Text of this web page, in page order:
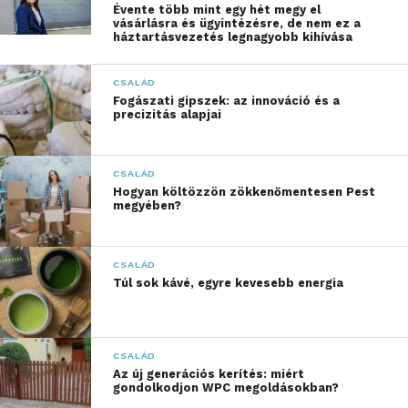
az ideje papírra vetni a részletes tervrajzot, beleértve
a tető, az ajtók és az ablakok elrendezését, illetve a
szellőzés és fényviszonyok megtervezését.
Anyagbeszerzés és
választás
Milyen fából készüljön a faházad? A faanyag
kiválasztása kritikus lépés annak biztosítása
érdekében, hogy az építmény hosszú távon
ellenálljon az időjárás viszontagságainak. A lucfenyő
például kedvelt választás, mert könnyen kezelhető,
bár kültéri használatra szükség van a kezelésére.
Fenyő fűrészárut például Káplár fatelep széles
kínálatában is találhatsz.
Ha tartósabb anyagra vágysz, a vörösfenyő megfelelő
Évente több mint egy hét megy el
vásárlásra és ügyintézésre, de nem ez a
háztartásvezetés legnagyobb kihívása
CSALÁD
Fogászati gipszek: az innováció és a
precizitás alapjai
CSALÁD
Hogyan költözzön zökkenőmentesen Pest
megyében?
CSALÁD
Túl sok kávé, egyre kevesebb energia
CSALÁD
Az új generációs kerítés: miért
gondolkodjon WPC megoldásokban?